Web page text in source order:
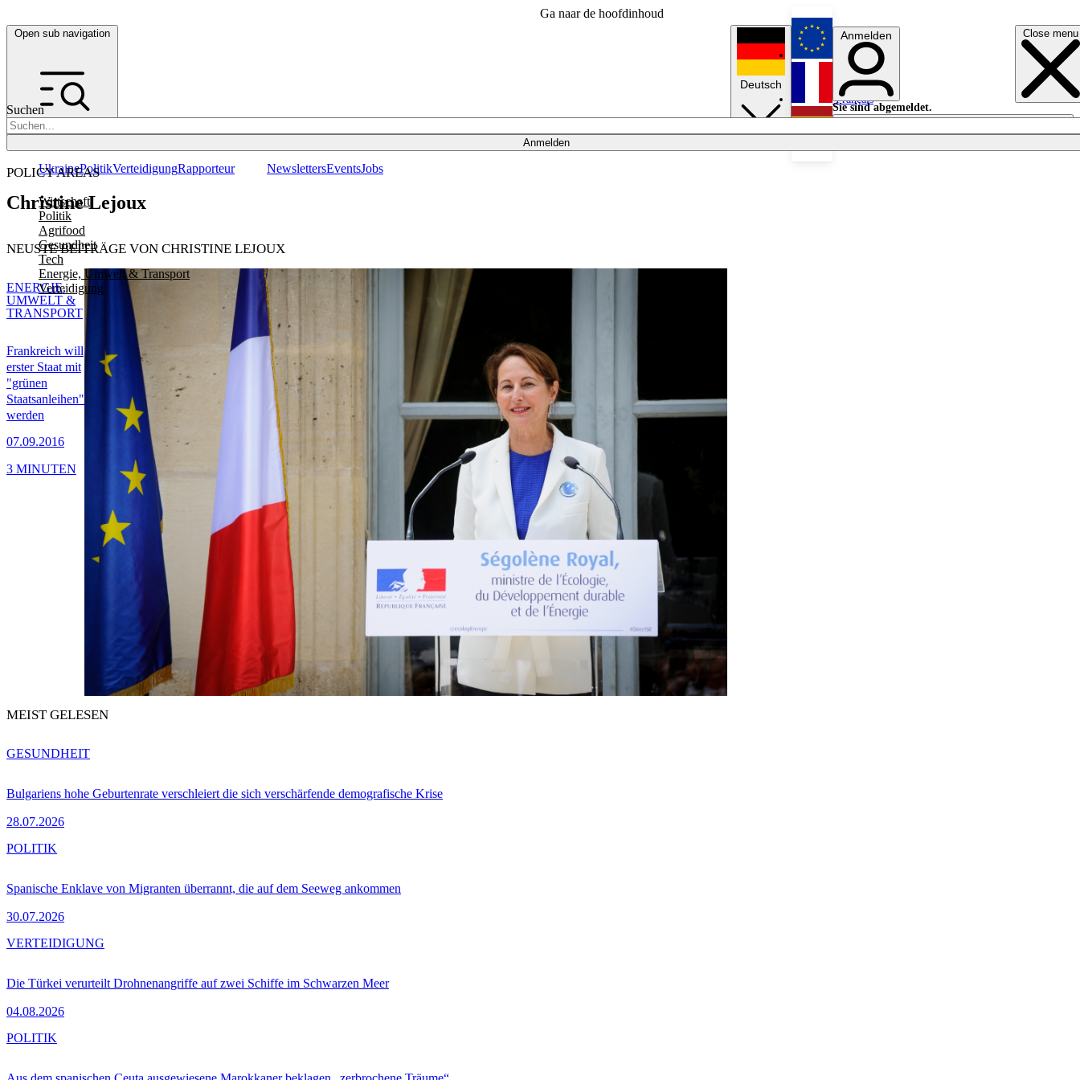
Ga naar de hoofdinhoud
Open sub navigation Close menu
Suchen
Anmelden
POLICY AREAS
Wirtschaft
Politik
Agrifood
Gesundheit
Tech
Energie, Umwelt & Transport
Verteidigung
UkrainePolitikVerteidigungRapporteur NewslettersEventsJobs
Deutsch
English
Français
Anmelden
Sie sind abgemeldet.
Anmelden
Licht aus
Christine Lejoux
NEUSTE BEITRÄGE VON CHRISTINE LEJOUX
Frankreich will
erster Staat mit
"grünen
Staatsanleihen"
werden
07.09.2016
ENERGIE,
UMWELT &
TRANSPORT
3 MINUTEN
MEIST GELESEN
Bulgariens hohe Geburtenrate verschleiert die sich verschärfende demografische Krise
28.07.2026
GESUNDHEIT
Spanische Enklave von Migranten überrannt, die auf dem Seeweg ankommen
30.07.2026
POLITIK
Die Türkei verurteilt Drohnenangriffe auf zwei Schiffe im Schwarzen Meer
04.08.2026
VERTEIDIGUNG
POLITIK